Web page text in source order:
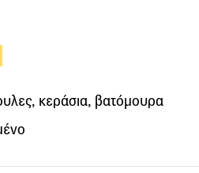
κεράσια, βατόμουρα